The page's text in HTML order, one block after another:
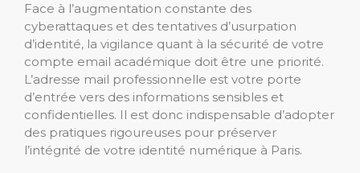
Face à l’augmentation constante des
cyberattaques et des tentatives d’usurpation
d’identité, la vigilance quant à la sécurité de votre
compte email académique doit être une priorité.
L’adresse mail professionnelle est votre porte
d’entrée vers des informations sensibles et
confidentielles. Il est donc indispensable d’adopter
des pratiques rigoureuses pour préserver
l’intégrité de votre identité numérique à Paris.